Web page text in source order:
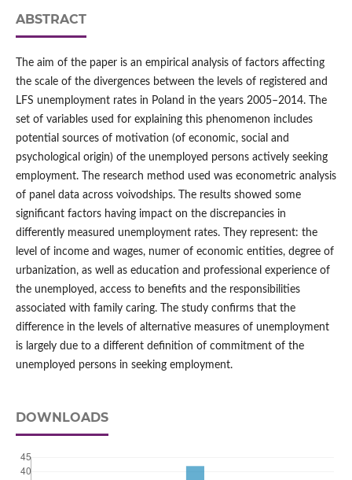
ABSTRACT
The aim of the paper is an empirical analysis of factors affecting
the scale of the divergences between the levels of registered and
LFS unemployment rates in Poland in the years 2005–2014. The
set of variables used for explaining this phenomenon includes
potential sources of motivation (of economic, social and
psychological origin) of the unemployed persons actively seeking
employment. The research method used was econometric analysis
of panel data across voivodships. The results showed some
significant factors having impact on the discrepancies in
differently measured unemployment rates. They represent: the
level of income and wages, numer of economic entities, degree of
urbanization, as well as education and professional experience of
the unemployed, access to benefits and the responsibilities
associated with family caring. The study confirms that the
difference in the levels of alternative measures of unemployment
is largely due to a different definition of commitment of the
unemployed persons in seeking employment.
DOWNLOADS